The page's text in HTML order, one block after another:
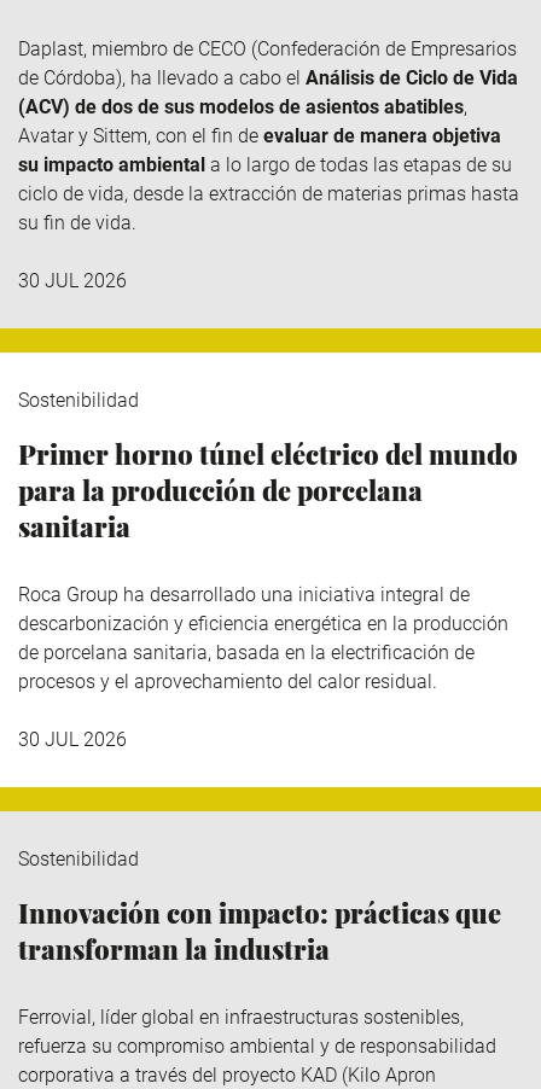
Daplast, miembro de CECO (Confederación de Empresarios
de Córdoba), ha llevado a cabo el Análisis de Ciclo de Vida
(ACV) de dos de sus modelos de asientos abatibles,
Avatar y Sittem, con el fin de evaluar de manera objetiva
su impacto ambiental a lo largo de todas las etapas de su
ciclo de vida, desde la extracción de materias primas hasta
su fin de vida.
30 JUL 2026
Sostenibilidad
Primer horno túnel eléctrico del mundo
para la producción de porcelana
sanitaria
Roca Group ha desarrollado una iniciativa integral de
descarbonización y eficiencia energética en la producción
de porcelana sanitaria, basada en la electrificación de
procesos y el aprovechamiento del calor residual.
30 JUL 2026
Sostenibilidad
Innovación con impacto: prácticas que
transforman la industria
Ferrovial , líder global en infraestructuras sostenibles,
refuerza su compromiso ambiental y de responsabilidad
corporativa a través del proyecto KAD (Kilo Apron